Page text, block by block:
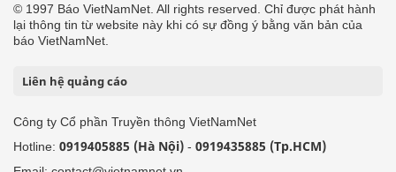
© 1997 Báo VietNamNet. All rights reserved. Chỉ được phát hành
lại thông tin từ website này khi có sự đồng ý bằng văn bản của
báo VietNamNet.
Liên hệ quảng cáo
Công ty Cổ phần Truyền thông VietNamNet
Hotline: 0919405885 (Hà Nội) - 0919435885 (Tp.HCM)